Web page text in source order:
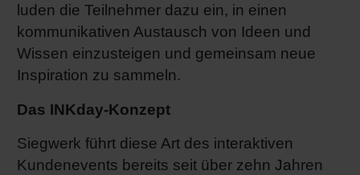
luden die Teilnehmer dazu ein, in einen
kommunikativen Austausch von Ideen und
Wissen einzusteigen und gemeinsam neue
Inspiration zu sammeln.
Das INKday-Konzept
Siegwerk führt diese Art des interaktiven
Kundenevents bereits seit über zehn Jahren